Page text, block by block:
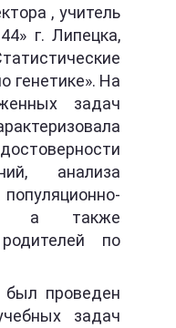
, учитель
г. Липецка,
генетике». На
задач
анализа
а также
по
был проведен
задач